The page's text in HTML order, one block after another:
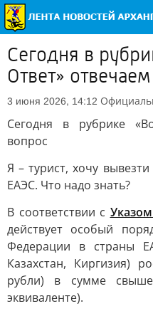
Сегодня в
Ответ»
3 июня 2026, 14:12
Сегодня в рубрике
вопрос
Я – турист, хочу
ЕАЭС. Что надо знать?
В соответствии с
действует особый
Федерации в страны
Казахстан, Киргизия)
рубли) в сумме
эквиваленте).